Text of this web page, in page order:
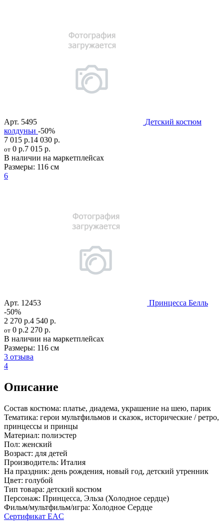
Арт. 5495
Детский костюм
колдуньи -50%
7 015 р.14 030 р.
от 0 р.7 015 р.
В наличии на маркетплейсах
Размеры: 116 см
6
Арт. 12453
Принцесса Белль
-50%
2 270 р.4 540 р.
от 0 р.2 270 р.
В наличии на маркетплейсах
Размеры: 116 см
3 отзыва
4
Описание
Состав костюма: платье, диадема, украшение на шею, парик
Тематика: герои мультфильмов и сказок, исторические / ретро,
принцессы и принцы
Материал: полиэстер
Пол: женский
Возраст: для детей
Производитель: Италия
На праздник: день рождения, новый год, детский утренник
Цвет: голубой
Тип товара: детский костюм
Персонаж: Принцесса, Эльза (Холодное сердце)
Фильм/мультфильм/игра: Холодное Сердце
Сертификат EAC